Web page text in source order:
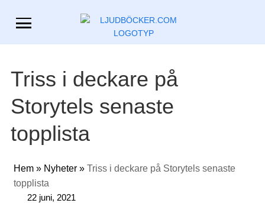
Triss i deckare på
Storytels senaste
topplista
Hem» Nyheter» Triss i deckare på Storytels senaste
topplista
22 juni, 2021